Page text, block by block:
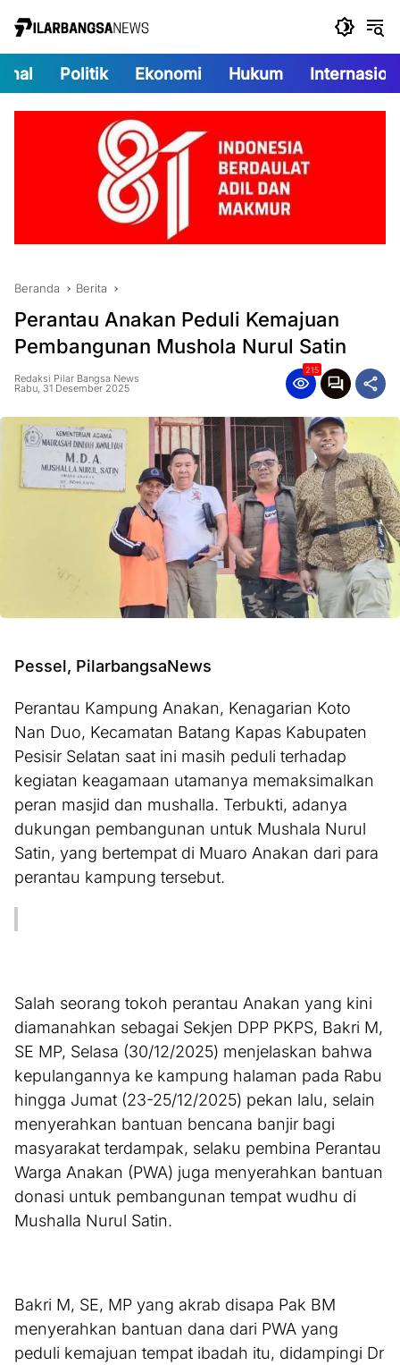
Politik Ekonomi Hukum
Beranda Berita
Perantau Anakan Peduli Kemajuan
Pembangunan Mushola Nurul Satin
Redaksi Pilar Bangsa News
Rabu, 31 Desember 2025
215
Pessel, PilarbangsaNews
Perantau Kampung Anakan, Kenagarian Koto
Nan Duo, Kecamatan Batang Kapas Kabupaten
Pesisir Selatan saat ini masih peduli terhadap
kegiatan keagamaan utamanya memaksimalkan
peran masjid dan mushalla. Terbukti, adanya
dukungan pembangunan untuk Mushala Nurul
Satin, yang bertempat di Muaro Anakan dari para
perantau kampung tersebut.
Salah seorang tokoh perantau Anakan yang kini
diamanahkan sebagai Sekjen DPP PKPS, Bakri M,
SE MP, Selasa (30/12/2025) menjelaskan bahwa
kepulangannya ke kampung halaman pada Rabu
hingga Jumat (23-25/12/2025) pekan lalu, selain
menyerahkan bantuan bencana banjir bagi
masyarakat terdampak, selaku pembina Perantau
Warga Anakan (PWA) juga menyerahkan bantuan
donasi untuk pembangunan tempat wudhu di
Mushalla Nurul Satin.
Bakri M, SE, MP yang akrab disapa Pak BM
menyerahkan bantuan dana dari PWA yang
peduli kemajuan tempat ibadah itu, didampingi Dr